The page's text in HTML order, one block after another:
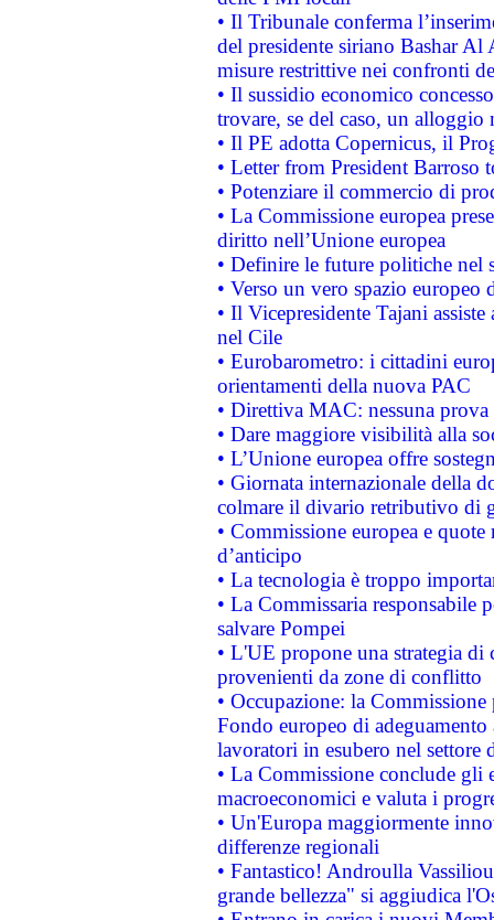
• Il Tribunale conferma
del presidente siriano Bashar Al
misure restrittive nei confronti
• Il sussidio economico
trovare, se del caso, un
• Il PE adotta Copernicus, il
• Letter from President Barroso
• Potenziare il commercio di
• La Commissione europea
diritto nell’Unione europea
• Definire le future politiche nel
• Verso un vero spazio
• Il Vicepresidente Tajani
nel Cile
• Eurobarometro: i cittadini
orientamenti della nuova PAC
• Direttiva MAC: nessuna
• Dare maggiore visibilità alla
• L’Unione europea offre
• Giornata internazionale della
colmare il divario retributivo di
• Commissione europea e
d’anticipo
• La tecnologia è troppo
• La Commissaria responsabile
salvare Pompei
• L'UE propone una strategia
provenienti da zone di conflitto
• Occupazione: la
Fondo europeo di
lavoratori in esubero nel
• La Commissione conclude
macroeconomici e valuta i
• Un'Europa maggiormente
differenze regionali
• Fantastico! Androulla
grande bellezza" si aggiudica